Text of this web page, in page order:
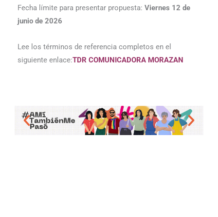
Fecha límite para presentar propuesta:Viernes 12 de
junio de 2026
Lee los términos de referencia completos en el
siguiente enlace:TDR COMUNICADORA MORAZAN